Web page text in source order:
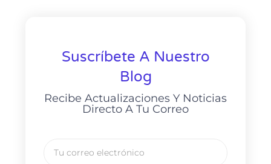
Suscríbete A Nuestro
Blog
Recibe Actualizaciones Y Noticias
Directo A Tu Correo